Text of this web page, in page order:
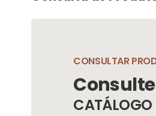
CONSULTAR
Consulte
CATÁLOGO